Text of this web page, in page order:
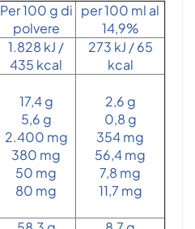
Per 100 g di
polvere
per 100 ml al
14,9%
1.828 kJ /
435 kcal
273 kJ / 65
kcal
17,4 g
5,6 g
2.400 mg
380 mg
50 mg
80 mg
2,6 g
0,8 g
354 mg
56,4 mg
7,8 mg
11,7 mg